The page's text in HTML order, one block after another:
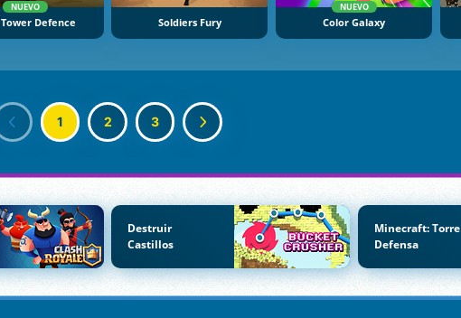
NUEVO
Defence Soldiers Fury
NUEVO
Color Galaxy
1 2 3
Destruir
Castillos
Minecraft: Torre
Defensa